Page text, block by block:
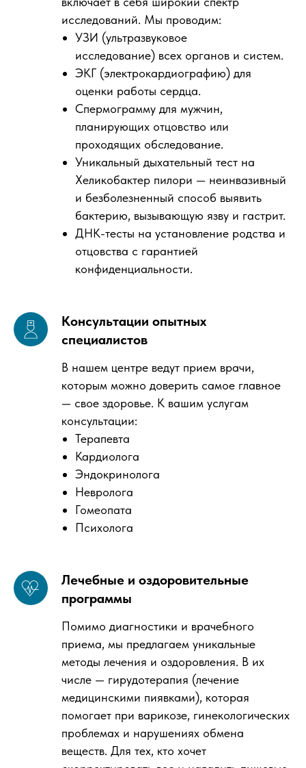
исследований. Мы проводим:
УЗИ (ультразвуковое
исследование) всех органов и систем.
ЭКГ (электрокардиографию) для
оценки работы сердца.
Спермограмму для мужчин,
планирующих отцовство или
проходящих обследование.
Уникальный дыхательный тест на
Хеликобактер пилори — неинвазивный
и безболезненный способ выявить
бактерию, вызывающую язву и гастрит.
ДНК-тесты на установление родства и
отцовства с гарантией
конфиденциальности.
Консультации опытных
специалистов
В нашем центре ведут прием врачи,
которым можно доверить самое главное
— свое здоровье. К вашим услугам
консультации:
Терапевта
Кардиолога
Эндокринолога
Невролога
Гомеопата
Психолога
Лечебные и оздоровительные
программы
Помимо диагностики и врачебного
приема, мы предлагаем уникальные
методы лечения и оздоровления. В их
числе — гирудотерапия (лечение
медицинскими пиявками), которая
помогает при варикозе, гинекологических
проблемах и нарушениях обмена
веществ. Для тех, кто хочет